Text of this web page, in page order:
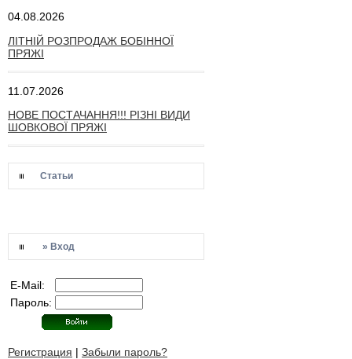
04.08.2026
ЛІТНІЙ РОЗПРОДАЖ БОБІННОЇ
ПРЯЖІ
11.07.2026
НОВЕ ПОСТАЧАННЯ!!! РІЗНІ ВИДИ
ШОВКОВОЇ ПРЯЖІ
Статьи
» Вход
E-Mail:
Пароль:
Регистрация | Забыли пароль?